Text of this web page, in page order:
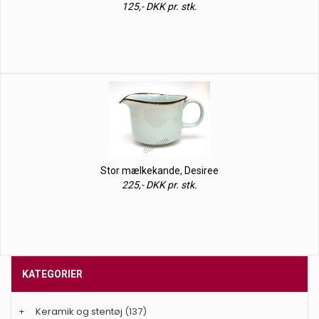
125,- DKK pr. stk.
Stor mælkekande, Desiree
225,- DKK pr. stk.
KATEGORIER
+ Keramik og stentøj (137)